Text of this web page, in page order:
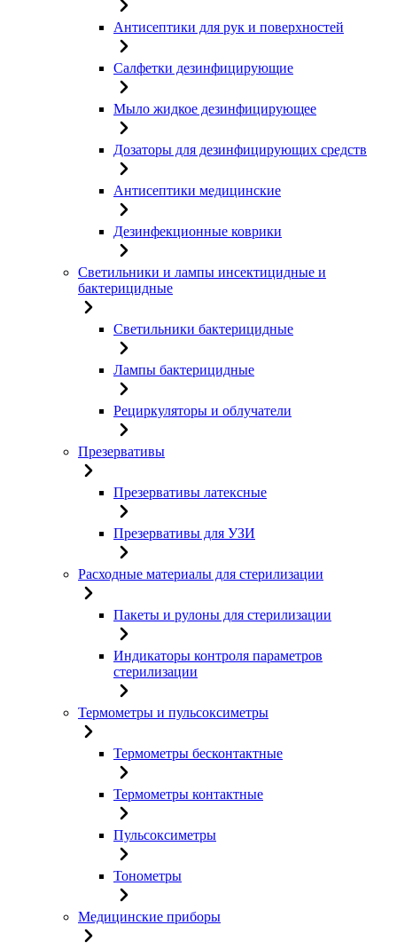
Антисептики для рук и поверхностей
Салфетки дезинфицирующие
Мыло жидкое дезинфицирующее
Дозаторы для дезинфицирующих средств
Антисептики медицинские
Дезинфекционные коврики
Светильники и лампы инсектицидные и
бактерицидные
Светильники бактерицидные
Лампы бактерицидные
Рециркуляторы и облучатели
Презервативы
Презервативы латексные
Презервативы для УЗИ
Расходные материалы для стерилизации
Пакеты и рулоны для стерилизации
Индикаторы контроля параметров
стерилизации
Термометры и пульсоксиметры
Термометры бесконтактные
Термометры контактные
Пульсоксиметры
Тонометры
Медицинские приборы